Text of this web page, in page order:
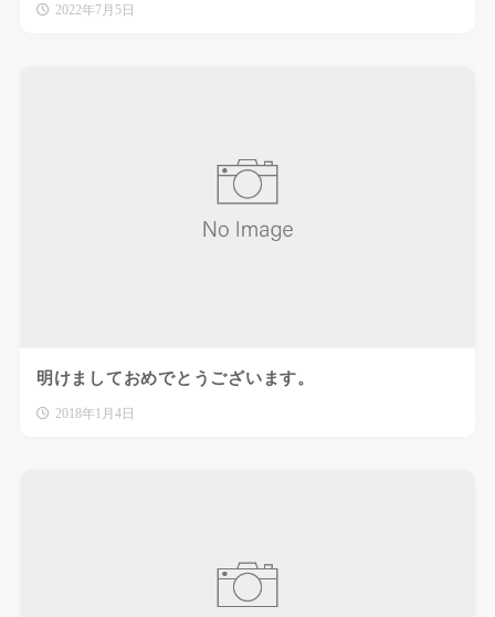
2022年7月5日
明けましておめでとうございます。
2018年1月4日